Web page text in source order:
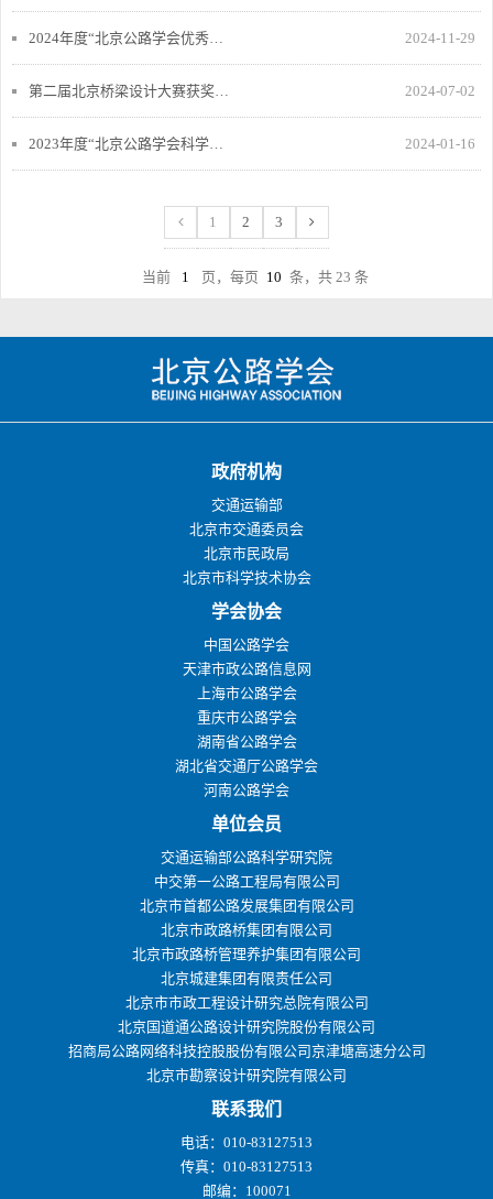
单的公示
术奖”评审结果公示 2024-11-29
2024年度“北京公路学会优秀个
人会员”评选结果公示 2024-07-02
第二届北京桥梁设计大赛获奖名
次公示 2024-01-16
2023年度“北京公路学会科学技
1
2 3
当前 页，每页 条，共 23 条
政府机构
交通运输部
北京市交通委员会
北京市民政局
北京市科学技术协会
学会协会
中国公路学会
天津市政公路信息网
上海市公路学会
重庆市公路学会
湖南省公路学会
湖北省交通厅公路学会
河南公路学会
单位会员
交通运输部公路科学研究院
中交第一公路工程局有限公司
北京市首都公路发展集团有限公司
北京市政路桥集团有限公司
北京市政路桥管理养护集团有限公司
北京城建集团有限责任公司
北京市市政工程设计研究总院有限公司
北京国道通公路设计研究院股份有限公司
招商局公路网络科技控股股份有限公司京津塘高速分公司
北京市勘察设计研究院有限公司
联系我们
电话：010-83127513
传真：010-83127513
邮编：100071